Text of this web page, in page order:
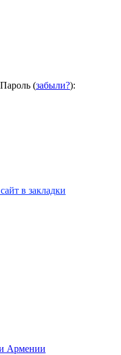
Пароль (забыли?):
в закладки
Армении